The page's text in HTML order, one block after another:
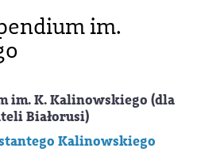
im.
im. K. Kalinowskiego (dla
Białorusi)
Kalinowskiego